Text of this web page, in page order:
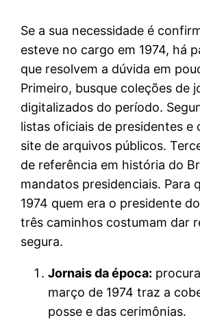
Se a sua necessidade é
esteve no cargo em 1974, há
que resolvem a dúvida em
Primeiro, busque coleções de
digitalizados do período.
listas oficiais de presidentes e
site de arquivos públicos.
de referência em história do
mandatos presidenciais. Para
1974 quem era o presidente
três caminhos costumam dar
segura.
Jornais da época:
março de 1974 traz a
posse e das cerimônias.